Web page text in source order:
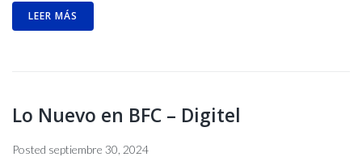
LEER MÁS
Lo Nuevo en BFC – Digitel
Posted septiembre 30, 2024